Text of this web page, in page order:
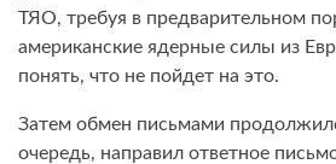
ТЯО, требуя в предварительном
американские ядерные силы из
понять, что не пойдет на это.
Затем обмен письмами
очередь, направил ответное